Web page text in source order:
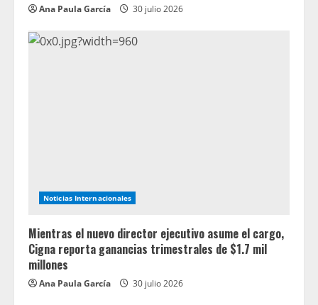
Ana Paula García 30 julio 2026
Noticias Internacionales
Mientras el nuevo director ejecutivo asume el cargo,
Cigna reporta ganancias trimestrales de $1.7 mil
millones
Ana Paula García 30 julio 2026